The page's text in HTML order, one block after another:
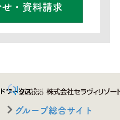
せ・資料請求
グループ総合サイト